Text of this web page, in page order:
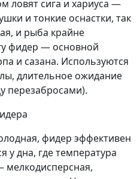
ловят сига и хариуса —
и тонкие оснастки, так
и рыба крайне
фидер — основной
и сазана. Используются
длительное ожидание
перезабросами).
фидер эффективен
у дна, где температура
мелкодисперсная,